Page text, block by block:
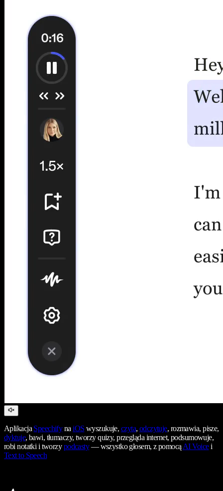
AplikacjaSpeechifynaiOS wyszukuje, czyta, odczytuje, rozmawia, pisze,
dyktuje, bawi, tłumaczy, tworzy quizy, przegląda internet, podsumowuje,
robi notatki i tworzypodcasty— wszystko głosem, z pomocąAI Voicei
Text to Speech